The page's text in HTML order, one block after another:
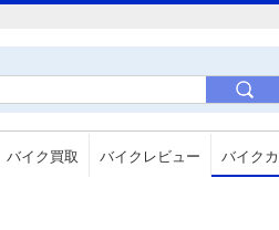
バイク買取 バイクレビュー バイク